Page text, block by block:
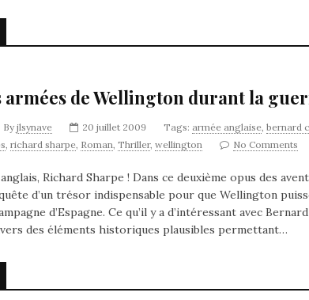
armées de Wellington durant la
By jlsynave 20 juillet 2009 Tags: armée anglaise, bernard
, richard sharpe, Roman, Thriller, wellington No Comments
Richard Sharpe ! Dans ce deuxième opus des
quête d’un trésor indispensable pour que Wellington
d’Espagne. Ce qu’il y a d’intéressant avec
des éléments historiques plausibles permettant…